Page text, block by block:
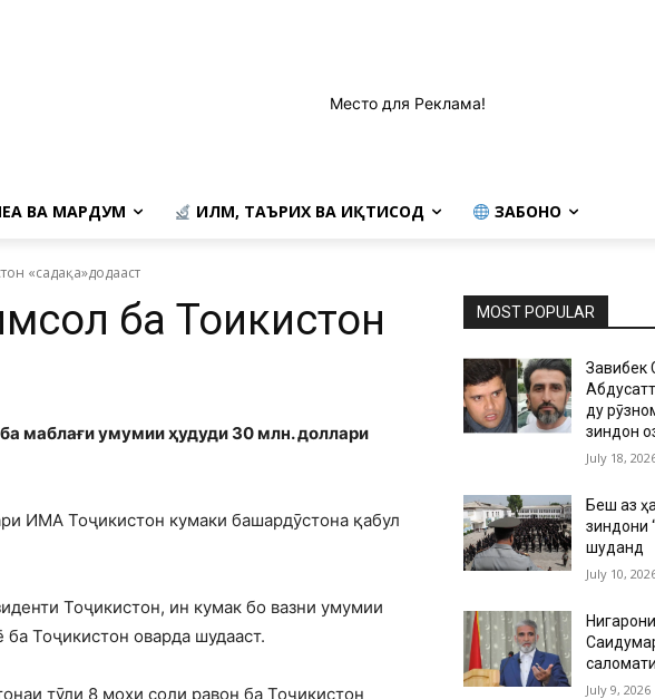
Место для Реклама!
ВА МАРДУМ ИЛМ, ТАЪРИХ ВА ИҚТИСОД ЗАБОНҲО
«садақа»додааст
ба Тоҷикистон
маблағи умумии ҳудуди 30 млн. доллари
ИМА Тоҷикистон кумаки башардӯстона қабул
Тоҷикистон, ин кумак бо вазни умумии
ба Тоҷикистон оварда шудааст.
тӯли 8 моҳи соли равон ба Тоҷикистон
MOST POPULAR
ду
зиндон
July 18,
Беш аз
зиндони
шуданд
July 10,
July 9, 2026